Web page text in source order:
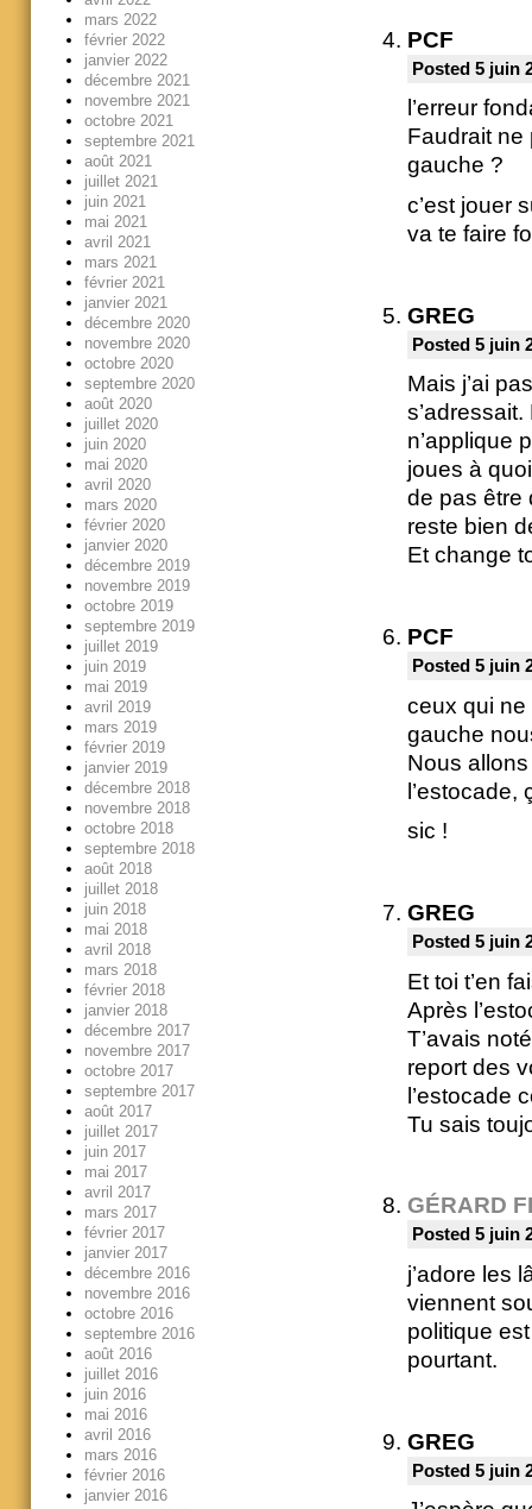
PCF
Posted 5 juin
l’erreur
Faudrait ne
gauche ?
c’est jouer
va te faire
GREG
Posted 5 juin
Mais j’ai
n’applique
joues à
de pas être
reste bien
Et change
PCF
Posted 5 juin
ceux qui ne
gauche
Nous
l’estocade,
sic !
GREG
Posted 5 juin
Et toi t’en
Après
T’avais
report des
l’estocade
Tu sais
GÉRARD
Posted 5 juin
j’adore les
viennent
politique
pourtant.
GREG
Posted 5 juin
mars 2022
février 2022
janvier 2022
décembre 2021
novembre 2021
octobre 2021
septembre 2021
août 2021
juillet 2021
juin 2021
mai 2021
avril 2021
mars 2021
février 2021
janvier 2021
décembre 2020
novembre 2020
octobre 2020
septembre 2020
août 2020
juillet 2020
juin 2020
mai 2020
avril 2020
mars 2020
février 2020
janvier 2020
décembre 2019
novembre 2019
octobre 2019
septembre 2019
juillet 2019
juin 2019
mai 2019
avril 2019
mars 2019
février 2019
janvier 2019
décembre 2018
novembre 2018
octobre 2018
septembre 2018
août 2018
juillet 2018
juin 2018
mai 2018
avril 2018
mars 2018
février 2018
janvier 2018
décembre 2017
novembre 2017
octobre 2017
septembre 2017
août 2017
juillet 2017
juin 2017
mai 2017
avril 2017
mars 2017
février 2017
janvier 2017
décembre 2016
novembre 2016
octobre 2016
septembre 2016
août 2016
juillet 2016
juin 2016
mai 2016
avril 2016
mars 2016
février 2016
janvier 2016